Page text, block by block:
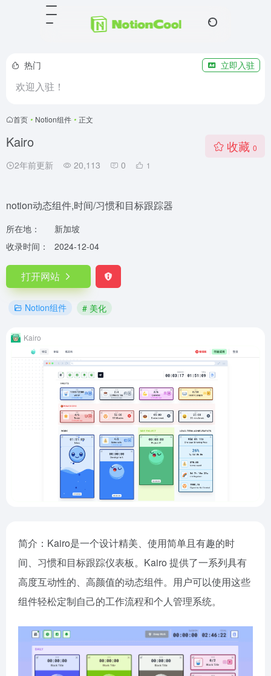
热门 立即入驻
欢迎入驻！
首页 • Notion组件 • 正文
Kairo
2年前更新 20,113 0 1
收藏 0
notion动态组件,时间/习惯和目标跟踪器
所在地：
新加坡
收录时间：
2024-12-04
打开网站
Notion组件 # 美化
Kairo
简介：Kairo是一个设计精美、使用简单且有趣的时
间、习惯和目标跟踪仪表板。Kairo 提供了一系列具有
高度互动性的、高颜值的动态组件。用户可以使用这些
组件轻松定制自己的工作流程和个人管理系统。